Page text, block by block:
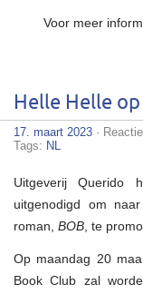
Voor meer
Helle Helle
17. maart 2023 ·
Tags: NL
Uitgeverij Querido
uitgenodigd om
roman, BOB , te
Op maandag 20
Book Club zal